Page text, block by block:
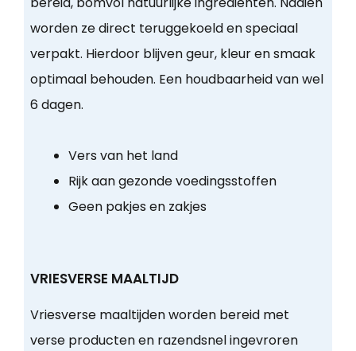
worden ze direct teruggekoeld en speciaal
verpakt. Hierdoor blijven geur, kleur en smaak
optimaal behouden. Een houdbaarheid van wel
6 dagen.
Vers van het land
Rijk aan gezonde voedingsstoffen
Geen pakjes en zakjes
VRIESVERSE MAALTIJD
Vriesverse maaltijden worden bereid met
verse producten en razendsnel ingevroren